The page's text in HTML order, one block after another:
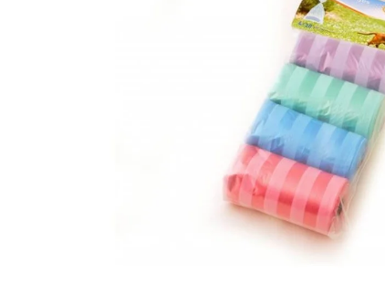
FELIX CAT ADULT KAPSIČKY FANTASTIC VÝBER